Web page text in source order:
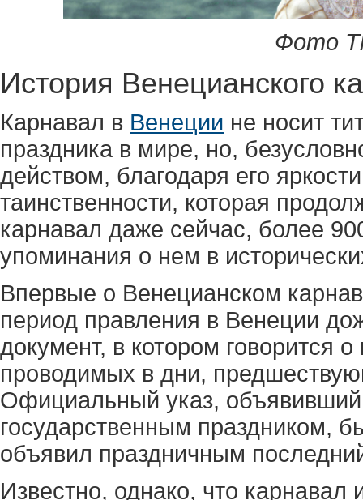
Фото
История Венецианского
Карнавал в Венеции не носит
праздника в мире, но,
действом, благодаря его
таинственности, которая
карнавал даже сейчас, более
упоминания о нем в
Впервые о Венецианском
период правления в Венеции
документ, в котором говорится
проводимых в дни,
Официальный указ,
государственным праздником,
объявил праздничным
Известно, однако, что карнавал